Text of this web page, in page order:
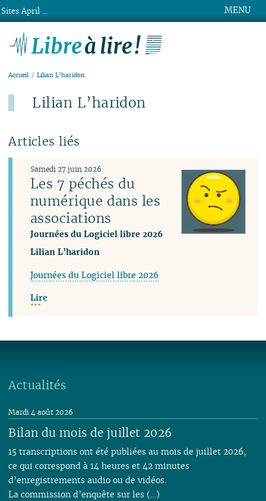
MENU
Accueil Lilian L’haridon
Lilian L’haridon
Articles liés
Les 7 péchés du
numérique dans les
associations
Journées du Logiciel libre 2026
Samedi 27 juin 2026
Lilian L’haridon
Journées du Logiciel libre 2026
Lire
Actualités
Bilan du mois de juillet 2026
Mardi 4 août 2026
15 transcriptions ont été publiées au mois de juillet 2026,
ce qui correspond à 14 heures et 42 minutes
d’enregistrements audio ou de vidéos.
La commission d’enquête sur les (…)
Sites April ...